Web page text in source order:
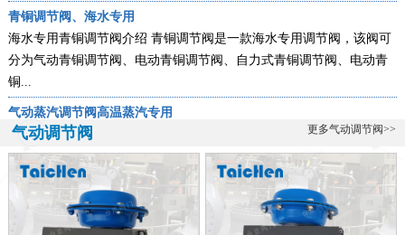
青铜调节阀、海水专用
海水专用青铜调节阀介绍 青铜调节阀是一款海水专用调节阀，该阀可
分为气动青铜调节阀、电动青铜调节阀、自力式青铜调节阀、电动青
铜...
气动蒸汽调节阀高温蒸汽专用
气动蒸汽调节阀-高温蒸汽专用阀ZXP-16KSW气动蒸汽调节阀是一款
专门用于高温蒸汽的调节阀，该阀由台臣阀门自主研发生产的，蒸汽
的特...
全不锈钢带指挥器操作式自力式压力调节阀
全不锈钢带指挥器操作式自力式压力调节阀简介： 台臣阀门专业研
气动调节阀 更多气动调节阀>>